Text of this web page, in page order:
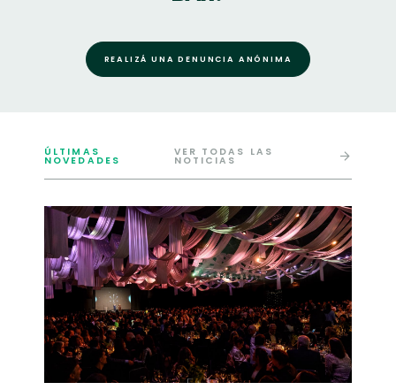
REALIZÁ UNA DENUNCIA ANÓNIMA
ÚLTIMAS
NOVEDADES
VER TODAS LAS
NOTICIAS